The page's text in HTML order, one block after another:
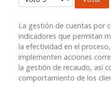
La gestión de cuentas por
indicadores que permitan
la efectividad en el
implementen acciones
la gestión de recaudo, así
comportamiento de los